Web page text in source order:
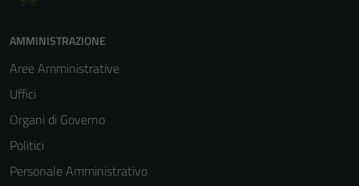
AMMINISTRAZIONE
Aree Amministrative
Uffici
Organi di Governo
Politici
Personale Amministrativo